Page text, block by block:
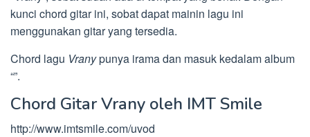
kunci chord gitar ini, sobat dapat mainin lagu ini
menggunakan gitar yang tersedia.
Chord lagu Vranypunya irama dan masuk kedalam album
“”.
Chord Gitar Vrany oleh IMT Smile
http://www.imtsmile.com/uvod